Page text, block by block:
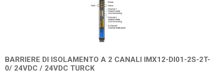
BARRIERE DI ISOLAMENTO A 2 CANALI IMX12-DI01-2S-2T-
0/ 24VDC / 24VDC TURCK